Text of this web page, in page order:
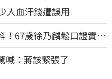
人血汗錢遭誤用
！67歲徐乃麟鬆口證實
：蔣該緊張了